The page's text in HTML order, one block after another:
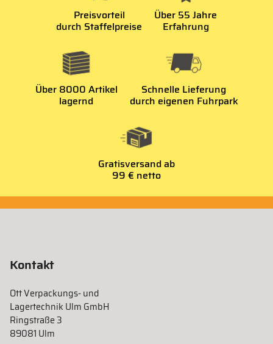
Preisvorteil
durch Staffelpreise
Über 55 Jahre
Erfahrung
Über 8000 Artikel
lagernd
Schnelle Lieferung
durch eigenen Fuhrpark
Gratisversand ab
99 € netto
Kontakt
Ott Verpackungs- und
Lagertechnik Ulm GmbH
Ringstraße 3
89081 Ulm